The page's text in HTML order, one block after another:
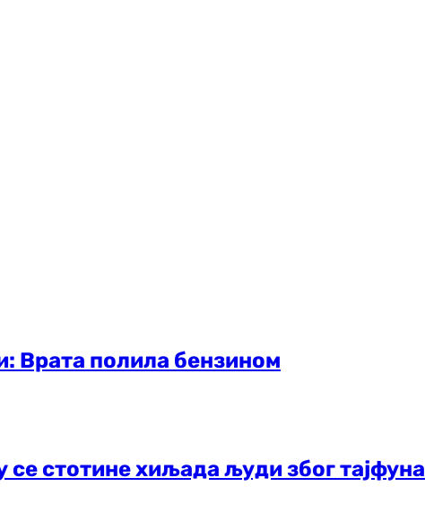
Врата полила бензином
стотине хиљада људи због тајфуна